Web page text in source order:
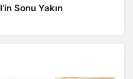
Sonu Yakın